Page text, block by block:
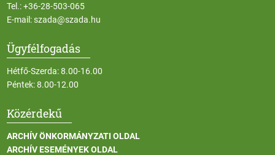
Tel.:+36-28-503-065
E-mail:szada@szada.hu
Ügyfélfogadás
Hétfő-Szerda: 8.00-16.00
Péntek: 8.00-12.00
Közérdekű
ARCHÍV ÖNKORMÁNYZATI OLDAL
ARCHÍV ESEMÉNYEK OLDAL